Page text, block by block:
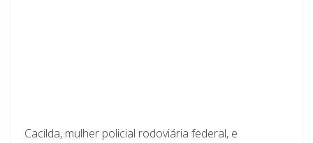
Cacilda, mulher policial rodoviária federal, e